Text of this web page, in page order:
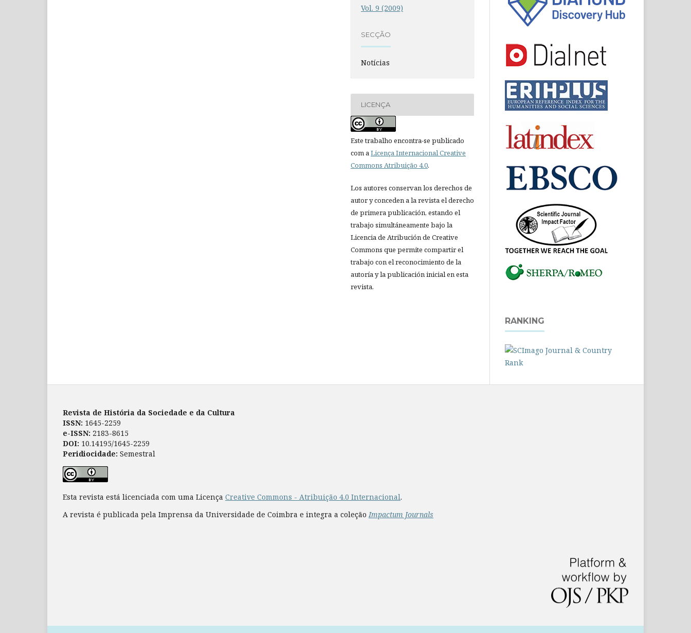
Vol. 9 (2009)
SECÇÃO
Notícias
LICENÇA
Este trabalho encontra-se publicado
com aLicença Internacional Creative
Commons Atribuição 4.0.
Los autores conservan los derechos de
autor y conceden a la revista el derecho
de primera publicación, estando el
trabajo simultáneamente bajo la
Licencia de Atribución de Creative
Commons que permite compartir el
trabajo con el reconocimiento de la
autoría y la publicación inicial en esta
revista.
RANKING
Revista de História da Sociedade e da Cultura
ISSN: 1645-2259
e-ISSN: 2183-8615
DOI: 10.14195/1645-2259
Peridiocidade: Semestral
Esta revista está licenciada com uma Licença Creative Commons - Atribuição 4.0 Internacional.
A revista é publicada pela Imprensa da Universidade de Coimbra e integra a coleção Impactum Journals